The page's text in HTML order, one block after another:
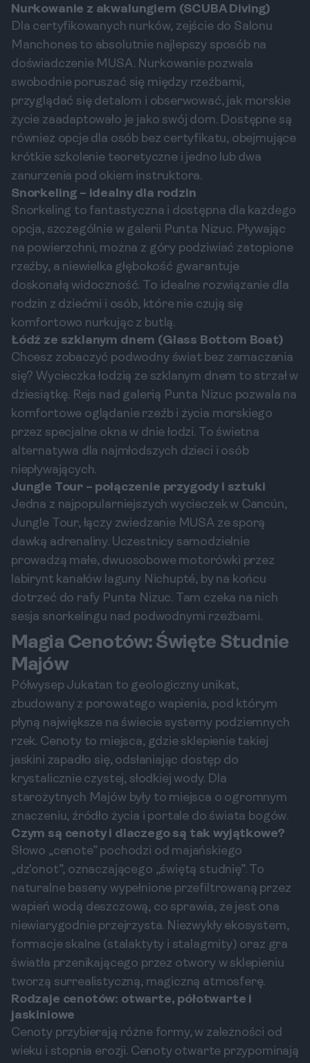
Nurkowanie z akwalungiem (SCUBA Diving)
Dla certyfikowanych nurków, zejście do Salonu
Manchones to absolutnie najlepszy sposób na
doświadczenie MUSA. Nurkowanie pozwala
swobodnie poruszać się między rzeźbami,
przyglądać się detalom i obserwować, jak morskie
życie zaadaptowało je jako swój dom. Dostępne są
również opcje dla osób bez certyfikatu, obejmujące
krótkie szkolenie teoretyczne i jedno lub dwa
zanurzenia pod okiem instruktora.
Snorkeling – idealny dla rodzin
Snorkeling to fantastyczna i dostępna dla każdego
opcja, szczególnie w galerii Punta Nizuc. Pływając
na powierzchni, można z góry podziwiać zatopione
rzeźby, a niewielka głębokość gwarantuje
doskonałą widoczność. To idealne rozwiązanie dla
rodzin z dziećmi i osób, które nie czują się
komfortowo nurkując z butlą.
Łódź ze szklanym dnem (Glass Bottom Boat)
Chcesz zobaczyć podwodny świat bez zamaczania
się? Wycieczka łodzią ze szklanym dnem to strzał w
dziesiątkę. Rejs nad galerią Punta Nizuc pozwala na
komfortowe oglądanie rzeźb i życia morskiego
przez specjalne okna w dnie łodzi. To świetna
alternatywa dla najmłodszych dzieci i osób
niepływających.
Jungle Tour – połączenie przygody i sztuki
Jedna z najpopularniejszych wycieczek w Cancún,
Jungle Tour, łączy zwiedzanie MUSA ze sporą
dawką adrenaliny. Uczestnicy samodzielnie
prowadzą małe, dwuosobowe motorówki przez
labirynt kanałów laguny Nichupté, by na końcu
dotrzeć do rafy Punta Nizuc. Tam czeka na nich
sesja snorkelingu nad podwodnymi rzeźbami.
Magia Cenotów: Święte Studnie
Majów
Półwysep Jukatan to geologiczny unikat,
zbudowany z porowatego wapienia, pod którym
płyną największe na świecie systemy podziemnych
rzek. Cenoty to miejsca, gdzie sklepienie takiej
jaskini zapadło się, odsłaniając dostęp do
krystalicznie czystej, słodkiej wody. Dla
starożytnych Majów były to miejsca o ogromnym
znaczeniu, źródło życia i portale do świata bogów.
Czym są cenoty i dlaczego są tak wyjątkowe?
Słowo „cenote” pochodzi od majańskiego
„dz'onot”, oznaczającego „świętą studnię”. To
naturalne baseny wypełnione przefiltrowaną przez
wapień wodą deszczową, co sprawia, że jest ona
niewiarygodnie przejrzysta. Niezwykły ekosystem,
formacje skalne (stalaktyty i stalagmity) oraz gra
światła przenikającego przez otwory w sklepieniu
tworzą surrealistyczną, magiczną atmosferę.
Rodzaje cenotów: otwarte, półotwarte i
jaskiniowe
Cenoty przybierają różne formy, w zależności od
wieku i stopnia erozji. Cenoty otwarte przypominają